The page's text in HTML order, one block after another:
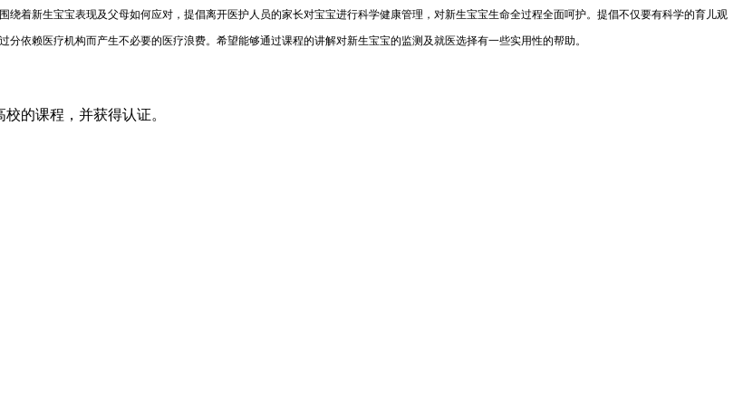
着新生宝宝表现及父母如何应对，提倡离开医护人员的家长对宝宝进行科学健康管理，对新生宝宝生命全过程全面呵护。提倡不仅要有科学的育儿观
依赖医疗机构而产生不必要的医疗浪费。希望能够通过课程的讲解对新生宝宝的监测及就医选择有一些实用性的帮助。
的课程，并获得认证。